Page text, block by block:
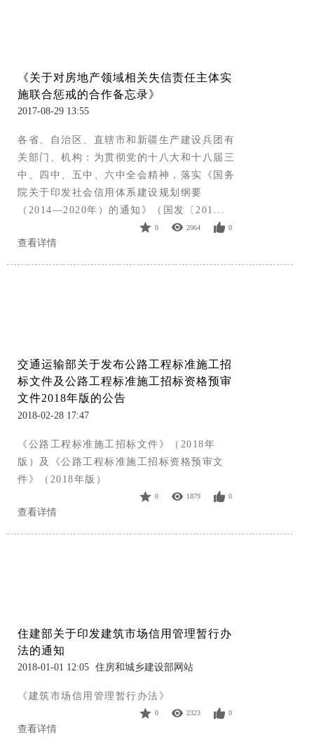
《关于对房地产领域相关失信责任主体实
施联合惩戒的合作备忘录》
2017-08-29 13:55
各省、自治区、直辖市和新疆生产建设兵团有
关部门、机构：为贯彻党的十八大和十八届三
中、四中、五中、六中全会精神，落实《国务
院关于印发社会信用体系建设规划纲要
（2014—2020年）的通知》（国发〔201...
0 2064 0
查看详情
交通运输部关于发布公路工程标准施工招
标文件及公路工程标准施工招标资格预审
文件2018年版的公告
2018-02-28 17:47
《公路工程标准施工招标文件》（2018年
版）及《公路工程标准施工招标资格预审文
件》（2018年版）
0 1879 0
查看详情
住建部关于印发建筑市场信用管理暂行办
法的通知
2018-01-01 12:05 住房和城乡建设部网站
《建筑市场信用管理暂行办法》
0 2323 0
查看详情